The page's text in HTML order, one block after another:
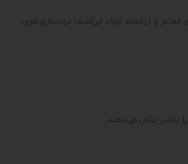
و ارزشمند ایجاد می‌کنید. برندسازی قوی،
بیشتر نشان می‌دهند.